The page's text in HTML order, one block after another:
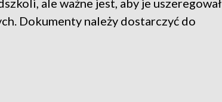
ale ważne jest, aby je uszeregował
Dokumenty należy dostarczyć do